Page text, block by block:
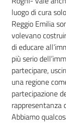
luogo di cura
Reggio Emilia
volevano
di educare
più serio
partecipare,
una regione
partecipazione
rappresentanza
Abbiamo